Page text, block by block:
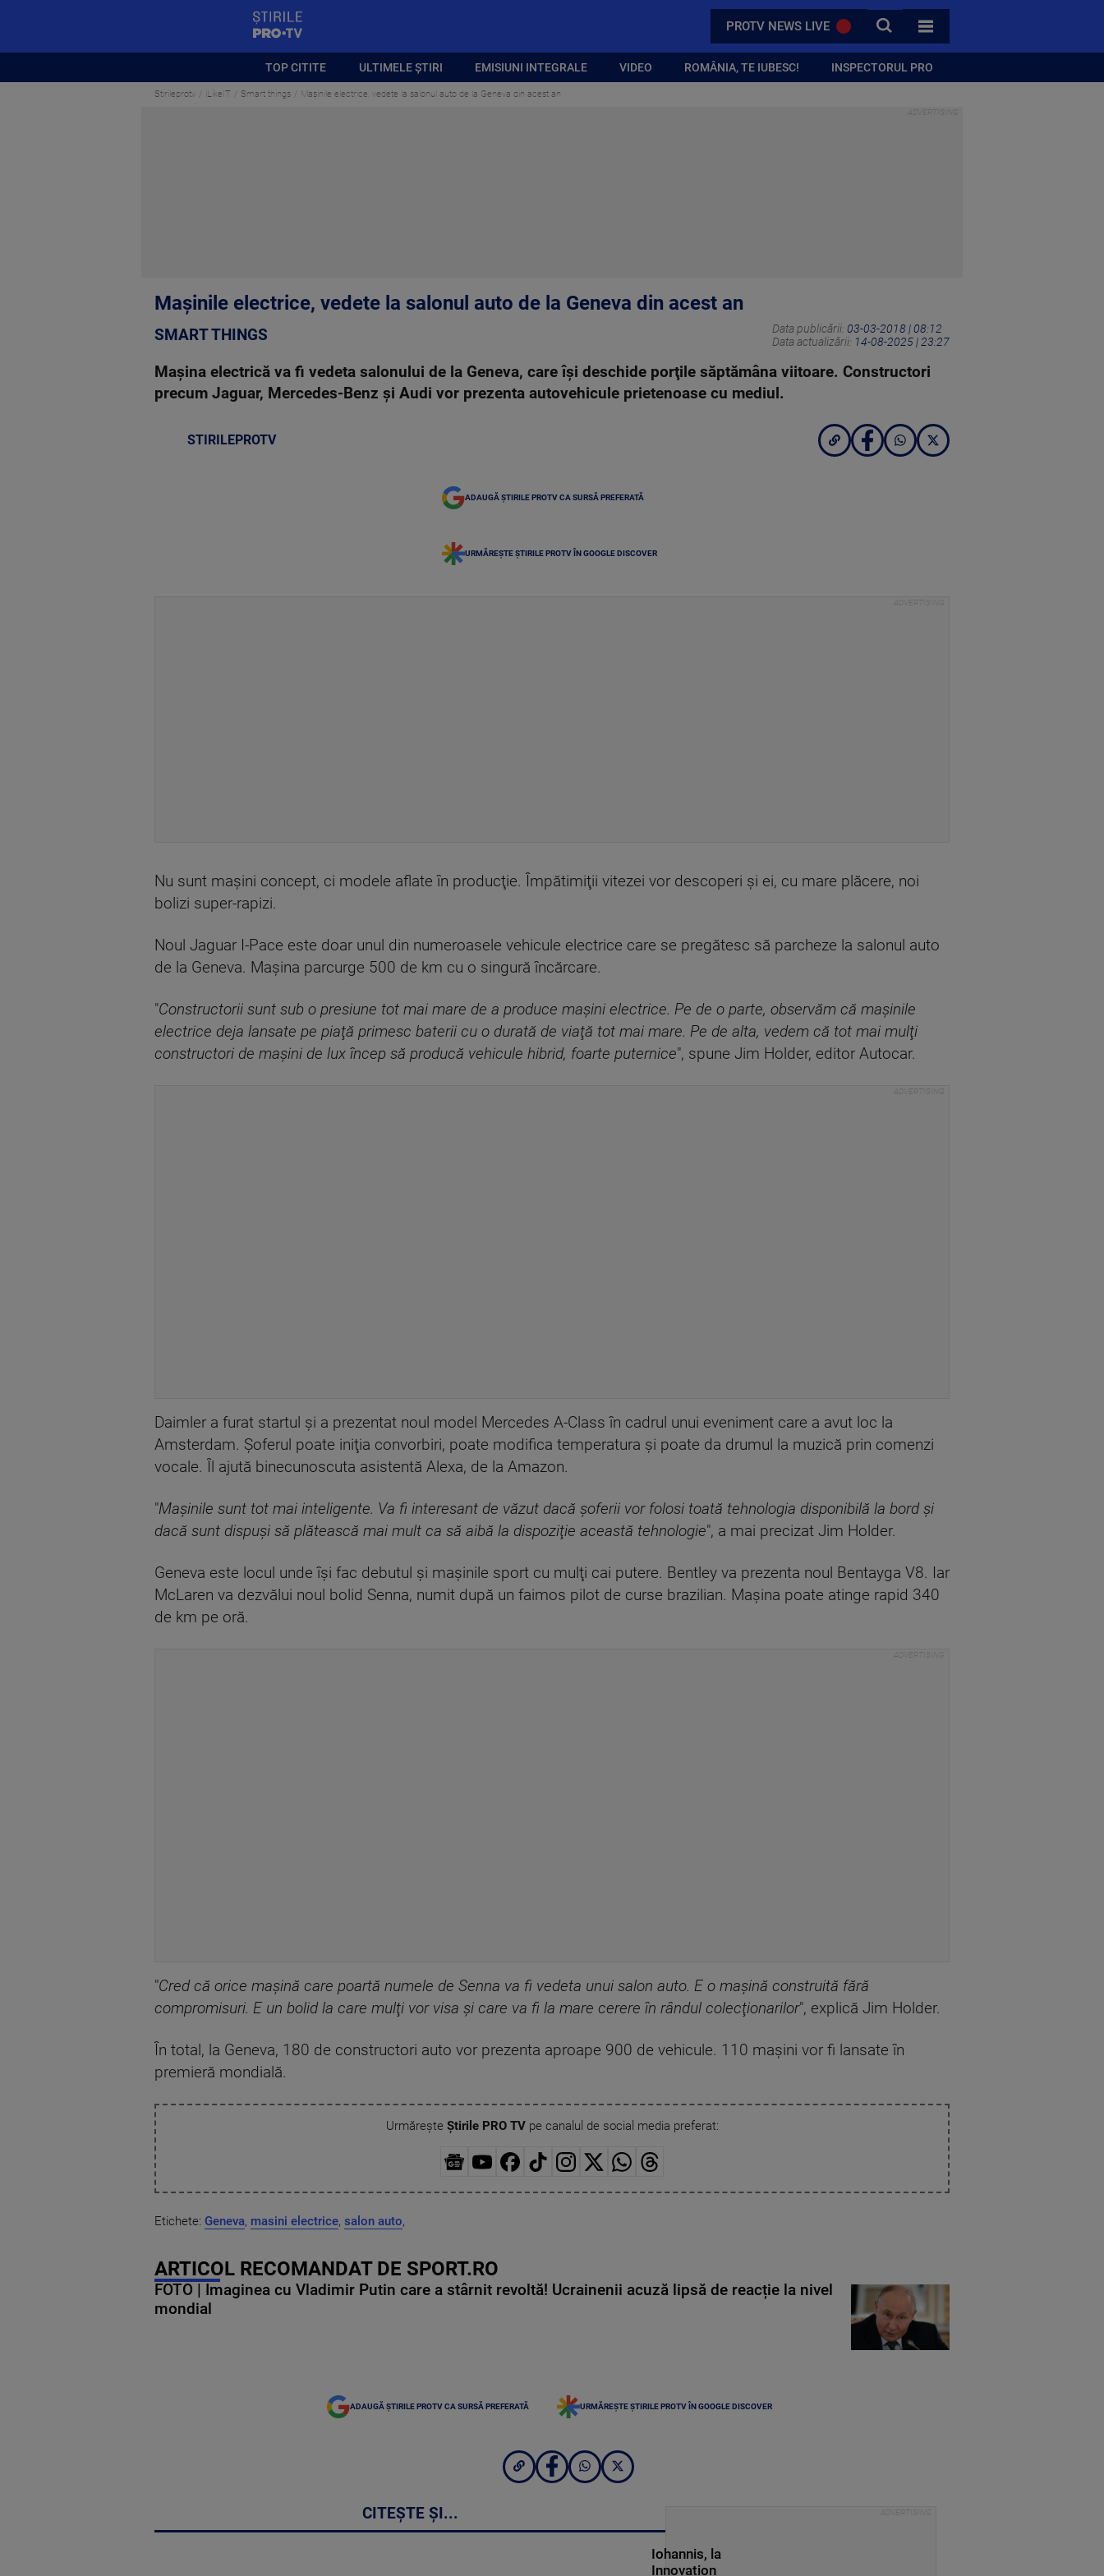
PROTV NEWS LIVE CAUTA
TOATE CATEGORIILE
TOP CITITE ULTIMELE ȘTIRI EMISIUNI INTEGRALE VIDEO ROMÂNIA, TE IUBESC! INSPECTORUL PRO
Stirileprotv iLikeIT Smart things Mașinile electrice, vedete la salonul auto de la Geneva din acest an
Mașinile electrice, vedete la salonul auto de la Geneva din acest an
SMART THINGS Data publicării: 03-03-2018 | 08:12
Data actualizării: 14-08-2025 | 23:27
Maşina electrică va fi vedeta salonului de la Geneva, care îşi deschide porţile săptămâna viitoare. Constructori
precum Jaguar, Mercedes-Benz şi Audi vor prezenta autovehicule prietenoase cu mediul.
STIRILEPROTV
ADAUGĂ ȘTIRILE PROTV CA SURSĂ PREFERATĂ
URMĂREȘTE ȘTIRILE PROTV ÎN GOOGLE DISCOVER
Nu sunt maşini concept, ci modele aflate în producţie. Împătimiţii vitezei vor descoperi şi ei, cu mare plăcere, noi
bolizi super-rapizi.
Noul Jaguar I-Pace este doar unul din numeroasele vehicule electrice care se pregătesc să parcheze la salonul auto
de la Geneva. Maşina parcurge 500 de km cu o singură încărcare.
"Constructorii sunt sub o presiune tot mai mare de a produce maşini electrice. Pe de o parte, observăm că maşinile
electrice deja lansate pe piaţă primesc baterii cu o durată de viaţă tot mai mare. Pe de alta, vedem că tot mai mulţi
constructori de maşini de lux încep să producă vehicule hibrid, foarte puternice", spune Jim Holder, editor Autocar.
Daimler a furat startul şi a prezentat noul model Mercedes A-Class în cadrul unui eveniment care a avut loc la
Amsterdam. Şoferul poate iniţia convorbiri, poate modifica temperatura şi poate da drumul la muzică prin comenzi
vocale. Îl ajută binecunoscuta asistentă Alexa, de la Amazon.
"Maşinile sunt tot mai inteligente. Va fi interesant de văzut dacă şoferii vor folosi toată tehnologia disponibilă la bord şi
dacă sunt dispuşi să plătească mai mult ca să aibă la dispoziţie această tehnologie", a mai precizat Jim Holder.
Geneva este locul unde îşi fac debutul şi maşinile sport cu mulţi cai putere. Bentley va prezenta noul Bentayga V8. Iar
McLaren va dezvălui noul bolid Senna, numit după un faimos pilot de curse brazilian. Maşina poate atinge rapid 340
de km pe oră.
"Cred că orice maşină care poartă numele de Senna va fi vedeta unui salon auto. E o maşină construită fără
compromisuri. E un bolid la care mulţi vor visa şi care va fi la mare cerere în rândul colecţionarilor", explică Jim Holder.
În total, la Geneva, 180 de constructori auto vor prezenta aproape 900 de vehicule. 110 maşini vor fi lansate în
premieră mondială.
Urmărește Știrile PRO TVpe canalul de social media preferat:
Etichete: Geneva, masini electrice, salon auto,
ARTICOL RECOMANDAT DE SPORT.RO
FOTO | Imaginea cu Vladimir Putin care a stârnit revoltă! Ucrainenii acuză lipsă de reacție la nivel
mondial
ADAUGĂ ȘTIRILE PROTV CA SURSĂ PREFERATĂ URMĂREȘTE ȘTIRILE PROTV ÎN GOOGLE DISCOVER
CITEȘTE ȘI...
Iohannis, la
Innovation